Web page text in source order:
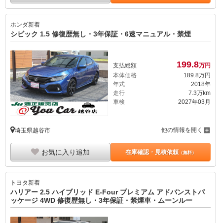
ホンダ新着
シビック 1.5 修復歴無し・3年保証・6速マニュアル・禁煙
支払総額 199.8万円
本体価格
189.8万円
年式
2018年
走行
7.3万km
車検
2027年03月
埼玉県越谷市 他の情報を開く
お気に入り追加 在庫確認・見積依頼（無料）
トヨタ新着
ハリアー 2.5 ハイブリッド E-Four プレミアム アドバンストパ
ッケージ 4WD 修復歴無し・3年保証・禁煙車・ムーンルー